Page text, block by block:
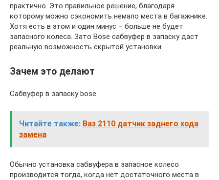
практично. Это правильное решение, благодаря
которому можно сэкономить немало места в багажнике.
Хотя есть в этом и один минус – больше не будет
запасного колеса. Зато Bose сабвуфер в запаску даст
реальную возможность скрытой установки.
Зачем это делают
Сабвуфер в запаску bose
Читайте также: Ваз 2110 датчик заднего хода
замена
Обычно установка сабвуфера в запасное колесо
производится тогда, когда нет достаточного места в